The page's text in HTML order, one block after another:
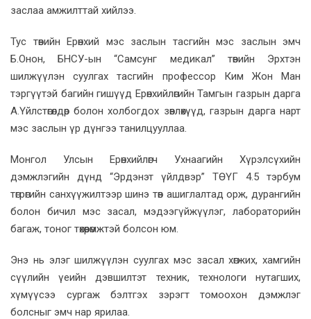
заслаа амжилттай хийлээ.
Тус төвийн Ерөнхий мэс заслын тасгийн мэс заслын эмч
Б.Онон, БНСУ-ын “Самсунг медикал” төвийн Эрхтэн
шилжүүлэн суулгах тасгийн профессор Ким Жон Ман
тэргүүтэй багийн гишүүд Ерөнхийлөгийн Тамгын газрын дарга
А.Үйлстөгөлдөр болон холбогдох зөвлөхүүд, газрын дарга нарт
мэс заслын үр дүнгээ танилцууллаа.
Монгол Улсын Ерөнхийлөгч Ухнаагийн Хүрэлсүхийн
дэмжлэгийн дүнд “Эрдэнэт үйлдвэр” ТӨҮГ 4.5 тэрбум
төгрөгийн санхүүжилтээр шинэ төв ашиглалтад орж, дурангийн
болон бичил мэс засал, мэдээгүйжүүлэг, лабораторийн
багаж, тоног төхөөрөмжтэй болсон юм.
Энэ нь элэг шилжүүлэн суулгах мэс засал хөгжих, хамгийн
сүүлийн үеийн дэвшилтэт техник, технологи нутагших,
хүмүүсээ сургаж бэлтгэх зэрэгт томоохон дэмжлэг
болсныг эмч нар ярилаа.